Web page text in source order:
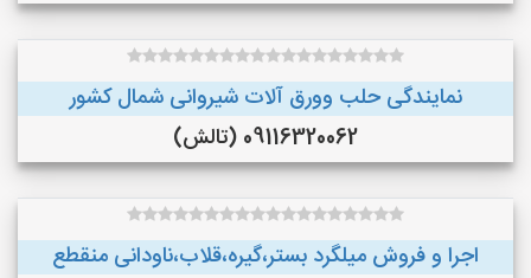
نمایندگی حلب وورق آلات شیروانی شمال کشور
09116320062 (تالش)
اجرا و فروش میلگرد بستر،گیره،قلاب،ناودانی منقطع